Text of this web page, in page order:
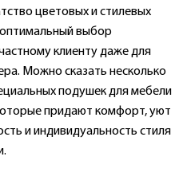
цветовых и стилевых
выбор
клиенту даже для
Можно сказать несколько
подушек для мебели
придают комфорт, уют
и индивидуальность стиля